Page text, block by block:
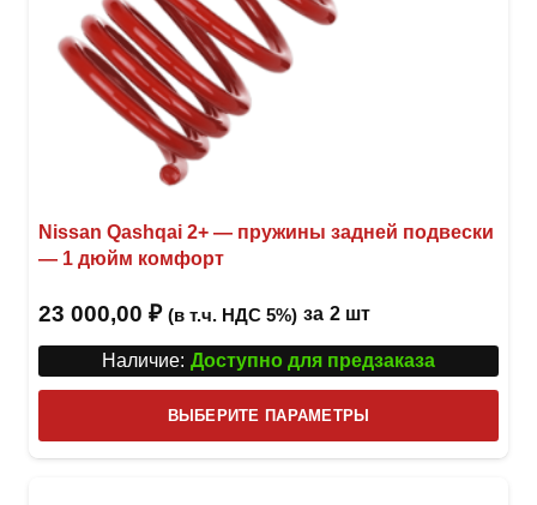
Nissan Qashqai 2+ — пружины задней подвески
— 1 дюйм комфорт
23 000,00 ₽ (в т.ч. НДС 5%) за 2 шт
Наличие: Доступно для предзаказа
ВЫБЕРИТЕ ПАРАМЕТРЫ
товар